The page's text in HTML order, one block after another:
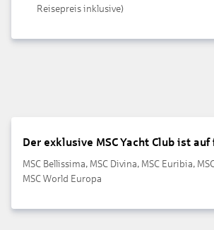
Reisepreis inklusive)
Der exklusive MSC Yacht Club ist
MSC Bellissima, MSC Divina, MSC Euribia,
MSC World Europa